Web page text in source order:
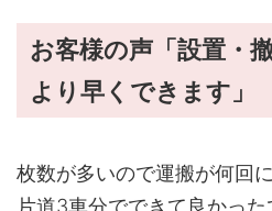
お客様の声「設置・
より早くできます」
枚数が多いので運搬が何回
片道3車分でできて良かった